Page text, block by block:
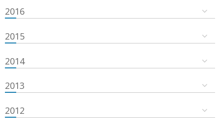
2016
2015
2014
2013
2012